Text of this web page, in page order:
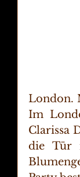
London.
Im
Clarissa
die Tür